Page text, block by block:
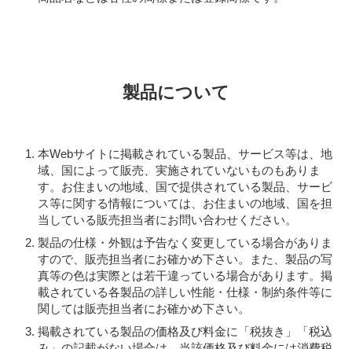
製品について
本Webサイトに掲載されている製品、サービス等は、地
域、国によって販売、実施されていないものもありま
す。お住まいの地域、国で提供されている製品、サービ
ス等に関する情報については、お住まいの地域、国を担
当している販売担当者にお問い合わせください。
製品の仕様・外観は予告なく変更している場合がありま
すので、販売担当者にお確かめ下さい。また、製品の写
真等の色は実際とは若干違っている場合があります。掲
載されている各製品の詳しい性能・仕様・制約条件等に
関しては販売担当者にお確かめ下さい。
掲載されている製品の価格及び料金に「税抜き」「税込